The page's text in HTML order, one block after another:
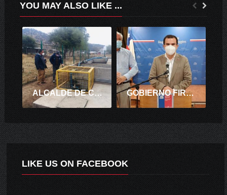
YOU MAY ALSO LIKE ...
ALCALDE DE CHÉPICA REVISA JUNTO A JEFE DEP. DE OBRAS JAIME ZUÑIGA HICIERON ENTREGA DE OBRAS TERMINADAS DE ÁREA VERDE GOBIERNO FIRMA PROYECTO DE LEY QUE CREA EL MINISTERIO DE OBRAS PÚBLICAS Y RECURSOS HÍDRICOS
LIKE US ON FACEBOOK